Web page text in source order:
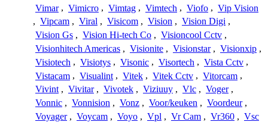
Vimar , Vimicro , Vimtag , Vimtech , Viofo , Vip Vision
, Vipcam , Viral , Visicom , Vision , Vision Digi ,
Vision Gs , Vision Hi-tech Co , Visioncool Cctv ,
Visionhitech Americas , Visionite , Visionstar , Visionxip ,
Visiotech , Visiotys , Visonic , Visortech , Vista Cctv ,
Vistacam , Visualint , Vitek , Vitek Cctv , Vitorcam ,
Vivint , Vivitar , Vivotek , Viziuuy , Vlc , Voger ,
Vonnic , Vonnision , Vonz , Voor/keuken , Voordeur ,
Voyager , Voycam , Voyo , Vpl , Vr Cam , Vr360 , Vsc